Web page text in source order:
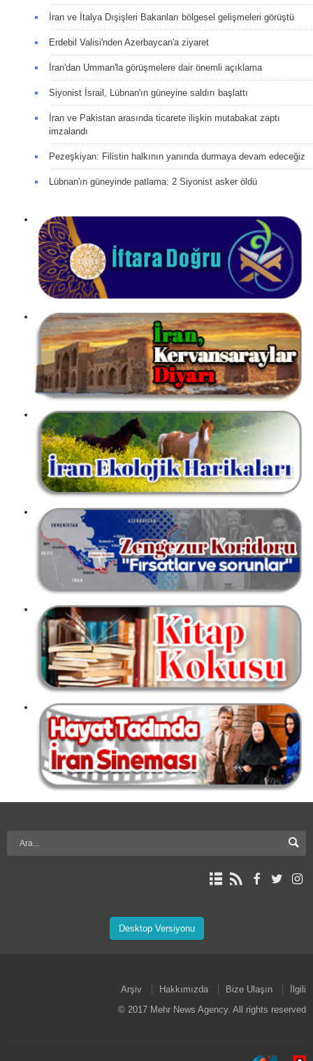
İran ve İtalya Dışişleri Bakanları bölgesel gelişmeleri görüştü
Erdebil Valisi'nden Azerbaycan'a ziyaret
İran'dan Umman'la görüşmelere dair önemli açıklama
Siyonist İsrail, Lübnan'ın güneyine saldırı başlattı
İran ve Pakistan arasında ticarete ilişkin mutabakat zaptı
imzalandı
Pezeşkiyan: Filistin halkının yanında durmaya devam edeceğiz
Lübnan'ın güneyinde patlama: 2 Siyonist asker öldü
Desktop Versiyonu
Arşiv Hakkımızda Bize Ulaşın
İlgili
© 2017 Mehr News Agency. All rights reserved